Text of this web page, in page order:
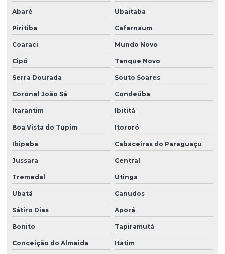
Outorga de captação de recursos hídricos
Outorga empresa
Outorga de poço
Outorga recursos hídricos
Outorga para uso de água
Outorga de uso de água subterrânea
Outorga para utilização recursos hídricos
Pgrs plano de gerenciamento de resíduos sólidos
Plano de gerenciamento de resíduos sólidos pgrs
Plano pgrss
Poço artesiano outorga
Prestação de serviços ambientais
Abaré Ubaitaba
Piritiba Cafarnaum
Coaraci Mundo Novo
Cipó Tanque Novo
Serra Dourada Souto Soares
Coronel João Sá Condeúba
Itarantim Ibititá
Boa Vista do Tupim Itororó
Ibipeba Cabaceiras do Paraguaçu
Jussara Central
Tremedal Utinga
Ubatã Canudos
Sátiro Dias Aporá
Bonito Tapiramutá
Conceição do Almeida Itatim